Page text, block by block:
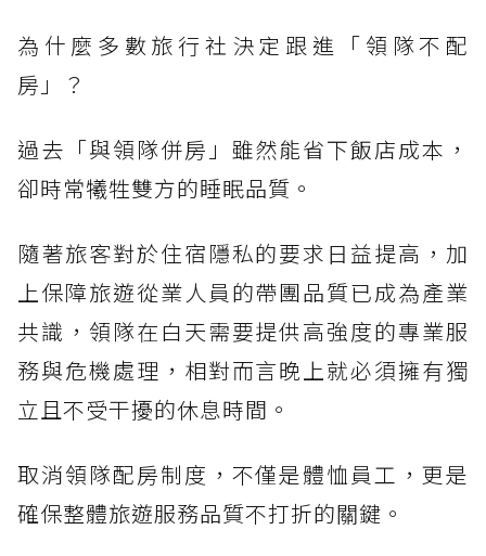
為什麼多數旅行社決定跟進「領隊不配
房」？
過去「與領隊併房」雖然能省下飯店成本，
卻時常犧牲雙方的睡眠品質。
隨著旅客對於住宿隱私的要求日益提高，加
上保障旅遊從業人員的帶團品質已成為產業
共識，領隊在白天需要提供高強度的專業服
務與危機處理，相對而言晚上就必須擁有獨
立且不受干擾的休息時間。
取消領隊配房制度，不僅是體恤員工，更是
確保整體旅遊服務品質不打折的關鍵。